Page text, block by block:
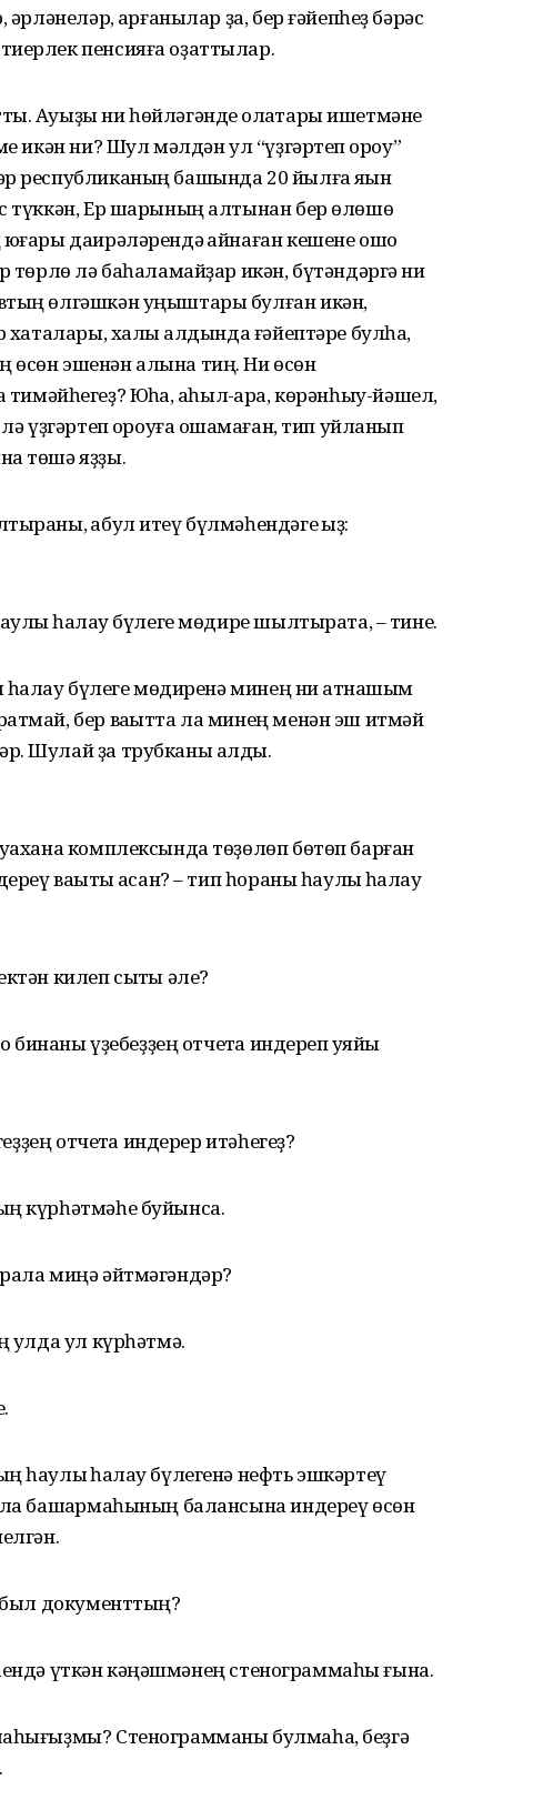
ҡарғанылар ҙа, бер ғәйепһеҙ бәрәс
пенсияға оҙаттылар.
Ауыҙы ни һөйләгәнде ҡолаҡтары ишетмәне
икән ни? Шул мәлдән ул “үҙгәртеп ҡороу”
республиканың башында 20 йылға яҡын
түккән, Ер шарының алтынан бер өлөшө
даирәләрендә ҡайнаған кешене ошо
төрлө лә баһаламайҙар икән, бүтәндәргә ни
өлгәшкән уңыштары булған икән,
хаталары, халыҡ алдында ғәйептәре булһа,
эшенән алына тиң. Ни өсөн
тимәйһегеҙ? Юҡһа, аҡһыл-ҡара, көрәнһыу-йәшел,
үҙгәртеп ҡороуға оҡшамаған, тип уйланып
төшә яҙҙы.
ҡабул итеү бүлмәһендәге ҡыҙ:
һаҡлау бүлеге мөдире шылтырата, – тине.
бүлеге мөдиренә минең ни ҡатнашым
бер ваҡытта ла минең менән эш итмәй
Шулай ҙа трубканы алды.
комплексында төҙөлөп бөтөп барған
ваҡыты ҡасан? – тип һораны һаулыҡ һаҡлау
килеп сыҡты әле?
үҙебеҙҙең отчетҡа индереп ҡуяйыҡ
отчетҡа индерер итәһегеҙ?
күрһәтмәһе буйынса.
миңә әйтмәгәндәр?
ул күрһәтмә.
һаҡлау бүлегенә нефть эшкәртеү
башҡармаһының балансына индереү өсөн
документтың?
үткән кәңәшмәнең стенограммаһы ғына.
Стенограмманы булмаһа, беҙгә